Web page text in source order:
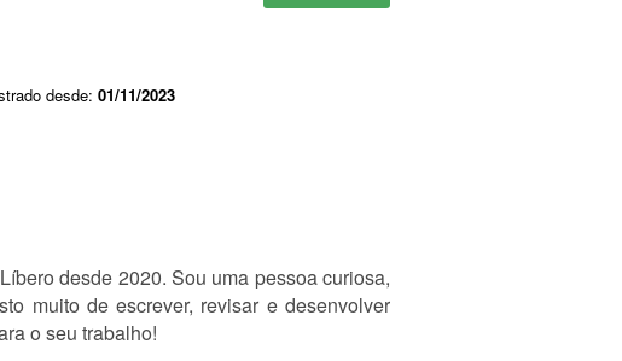
desde: 01/11/2023
desde 2020. Sou uma pessoa curiosa,
muito de escrever, revisar e desenvolver
o seu trabalho!